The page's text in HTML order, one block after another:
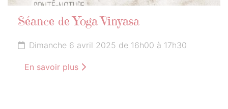
Séance de Yoga Vinyasa
Dimanche 6 avril 2025 de 16h00 à 17h30
En savoir plus